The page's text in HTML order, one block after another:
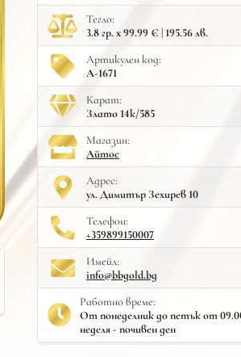
Тегло:
3.8 гр. x 99.99 € | 195.56 лв.
Артикулен код:
A-1671
Карат:
Злато 14к/585
Mагазин:
Айтос
Адрес:
ул. Димитър Зехирев 10
Телефон:
+359899150007
Имейл:
info@bbgold.bg
Работно време:
От понеделник до петък от
неделя - почивен ден